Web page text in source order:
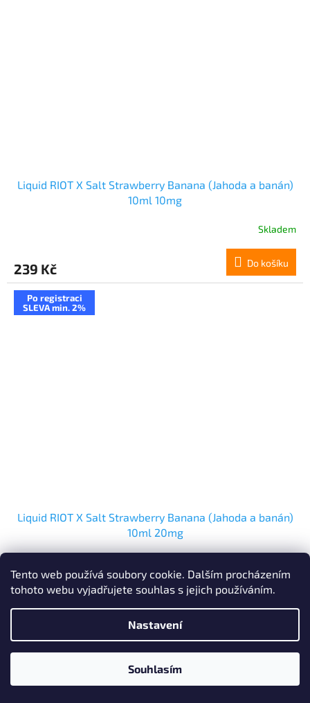
Tento web používá soubory cookie. Dalším procházením
tohoto webu vyjadřujete souhlas s jejich používáním.
Nastavení
Souhlasím
Liquid RIOT X Salt Strawberry Banana (Jahoda a banán)
10ml 10mg
Skladem
239 Kč Do košíku
Po registraci
SLEVA min. 2%
Liquid RIOT X Salt Strawberry Banana (Jahoda a banán)
10ml 20mg
Do košíku
SLEVA min. 2%